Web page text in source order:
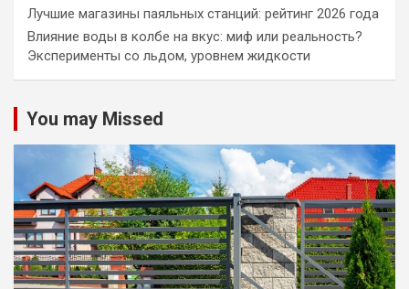
Лучшие магазины паяльных станций: рейтинг 2026 года
Влияние воды в колбе на вкус: миф или реальность?
Эксперименты со льдом, уровнем жидкости
You may Missed